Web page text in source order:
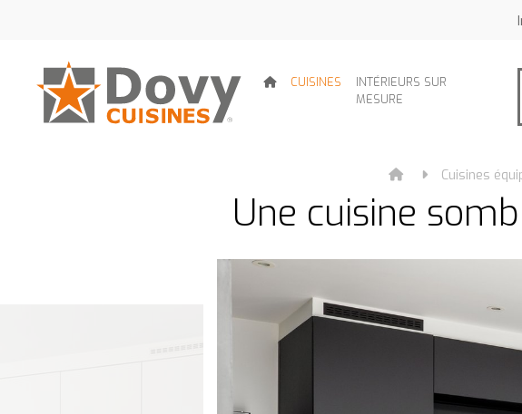
CUISINES
INTÉRIEURS SUR
MESURE
Cuisines
Une cuisine